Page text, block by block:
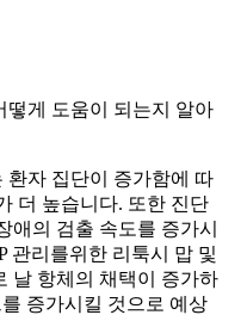
떻게 도움이 되는지 알아
환자 집단이 증가함에 따
더 높습니다. 또한 진단
애의 검출 속도를 증가시
관리를위한 리툭시 맙 및
날 항체의 채택이 증가하
증가시킬 것으로 예상